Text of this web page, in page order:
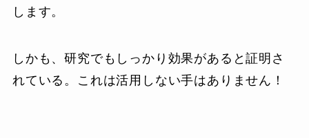
します。
しかも、研究でもしっかり効果があると証明さ
れている。これは活用しない手はありません！